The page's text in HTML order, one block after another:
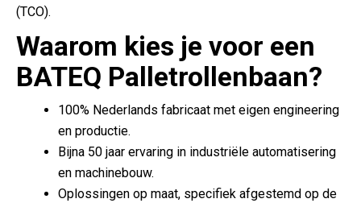
(TCO).
Waarom kies je voor een
BATEQ Palletrollenbaan?
100% Nederlands fabricaat met eigen engineering
en productie.
Bijna 50 jaar ervaring in industriële automatisering
en machinebouw.
Oplossingen op maat, specifiek afgestemd op de